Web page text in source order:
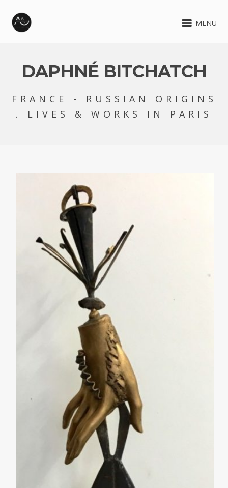
MENU
DAPHNÉ BITCHATCH
FRANCE - RUSSIAN ORIGINS
. LIVES & WORKS IN PARIS